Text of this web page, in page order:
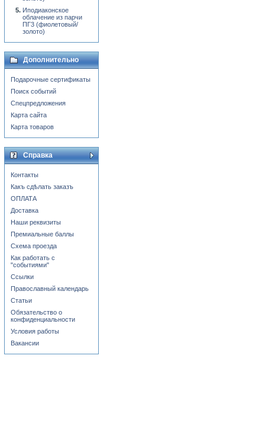
Иподиаконское
облачение из парчи
ПГ3 (фиолетовый/
золото)
Дополнительно
Подарочные сертификаты
Поиск событий
Спецпредложения
Карта сайта
Карта товаров
Справка
Контакты
Какъ сдѣлать заказъ
ОПЛАТА
Доставка
Наши реквизиты
Премиальные баллы
Схема проезда
Как работать с
"событиями"
Ссылки
Православный календарь
Статьи
Обязательство о
конфиденциальности
Условия работы
Вакансии